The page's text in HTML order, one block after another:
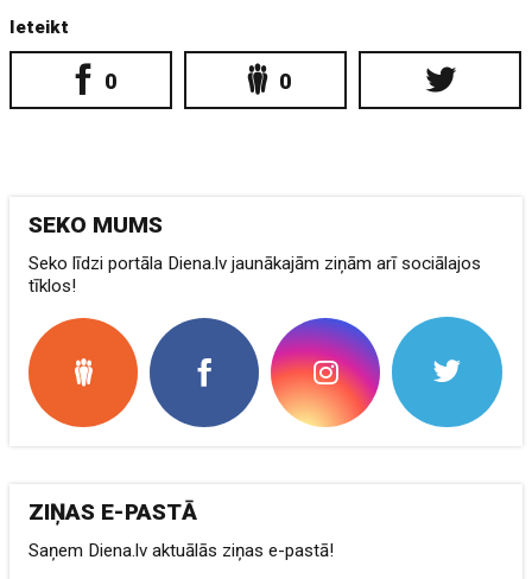
Ieteikt
0 0
SEKO MUMS
Seko līdzi portāla Diena.lv jaunākajām ziņām arī sociālajos
tīklos!
ZIŅAS E-PASTĀ
Saņem Diena.lv aktuālās ziņas e-pastā!